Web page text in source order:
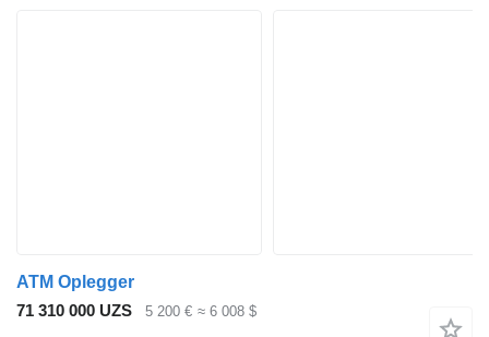
ATM Oplegger
71 310 000 UZS
5 200 € ≈ 6 008 $